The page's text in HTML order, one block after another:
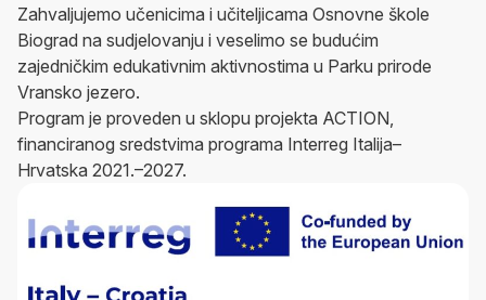
Zahvaljujemo učenicima i učiteljicama Osnovne škole
Biograd na sudjelovanju i veselimo se budućim
zajedničkim edukativnim aktivnostima u Parku prirode
Vransko jezero.
Program je proveden u sklopu projekta ACTION,
financiranog sredstvima programa Interreg Italija–
Hrvatska 2021.–2027.